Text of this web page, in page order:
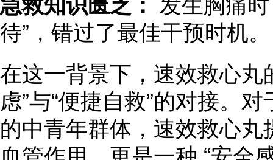
急救知识匮乏：
发生胸痛时
待”，错过了最佳干预时机。
在这一背景下，速效救心丸
虑”与“便捷自救”的对接。
的中青年群体，速效救心